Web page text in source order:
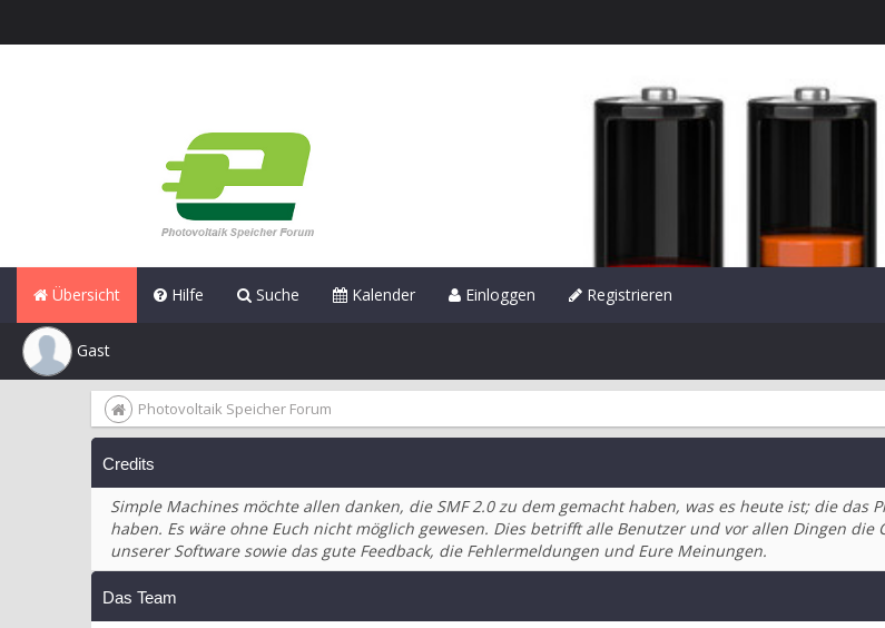
Übersicht Hilfe Suche Kalender Einloggen Registrieren
Gast
Photovoltaik Speicher Forum
Credits
Simple Machines möchte allen danken, die SMF 2.0 zu dem gemacht haben, was es heute ist; die
haben. Es wäre ohne Euch nicht möglich gewesen. Dies betrifft alle Benutzer und vor allen Dingen
unserer Software sowie das gute Feedback, die Fehlermeldungen und Eure Meinungen.
Das Team